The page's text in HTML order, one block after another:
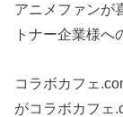
アニメファンが
トナー企業様へ
コラボカフェ
がコラボカフェ